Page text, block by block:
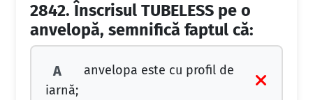
2842. Înscrisul TUBELESS pe o
anvelopă, semnifică faptul că:
A
anvelopa este cu profil de
iarnă;